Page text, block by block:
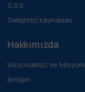
S.S.S.
Geliştirici Kaynakları
Hakkımızda
Vizyonumuz ve
İletişim